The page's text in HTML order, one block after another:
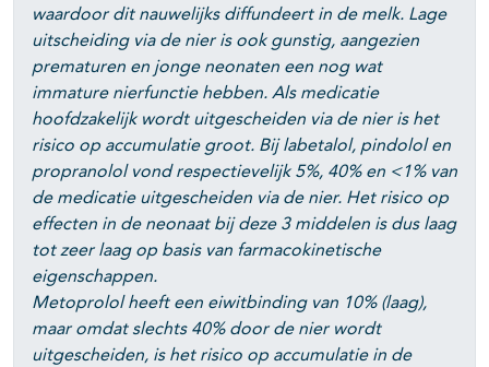
waardoor dit nauwelijks diffundeert in de melk. Lage
uitscheiding via de nier is ook gunstig, aangezien
prematuren en jonge neonaten een nog wat
immature nierfunctie hebben. Als medicatie
hoofdzakelijk wordt uitgescheiden via de nier is het
risico op accumulatie groot. Bij labetalol, pindolol en
propranolol vond respectievelijk 5%, 40% en <1% van
de medicatie uitgescheiden via de nier. Het risico op
effecten in de neonaat bij deze 3 middelen is dus laag
tot zeer laag op basis van farmacokinetische
eigenschappen.
Metoprolol heeft een eiwitbinding van 10% (laag),
maar omdat slechts 40% door de nier wordt
uitgescheiden, is het risico op accumulatie in de